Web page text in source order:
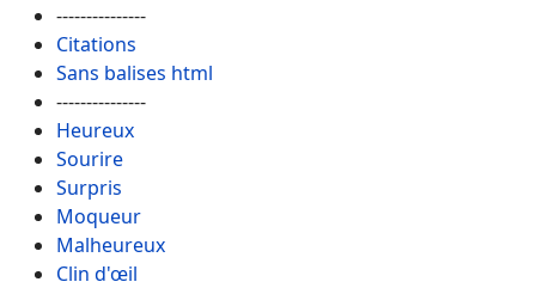
---------------
Citations
Sans balises html
---------------
Heureux
Sourire
Surpris
Moqueur
Malheureux
Clin d'œil